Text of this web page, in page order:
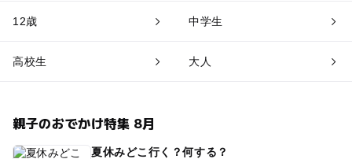
12歳 中学生
高校生 大人
親子のおでかけ特集 8月
夏休みどこ行く？何する？